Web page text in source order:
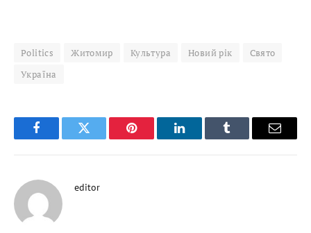
Politics Житомир Культура Новий рік
Свято
Україна
FacebookTwitter Pinterest LinkedInTumblr Email
editor